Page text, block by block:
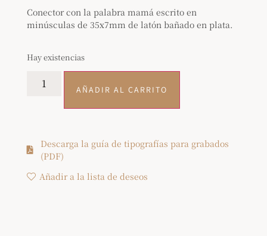
Conector con la palabra mamá escrito en
minúsculas de 35x7mm de latón bañado en plata.
Hay existencias
AÑADIR AL CARRITO
Descarga la guía de tipografías para grabados
(PDF)
Añadir a la lista de deseos